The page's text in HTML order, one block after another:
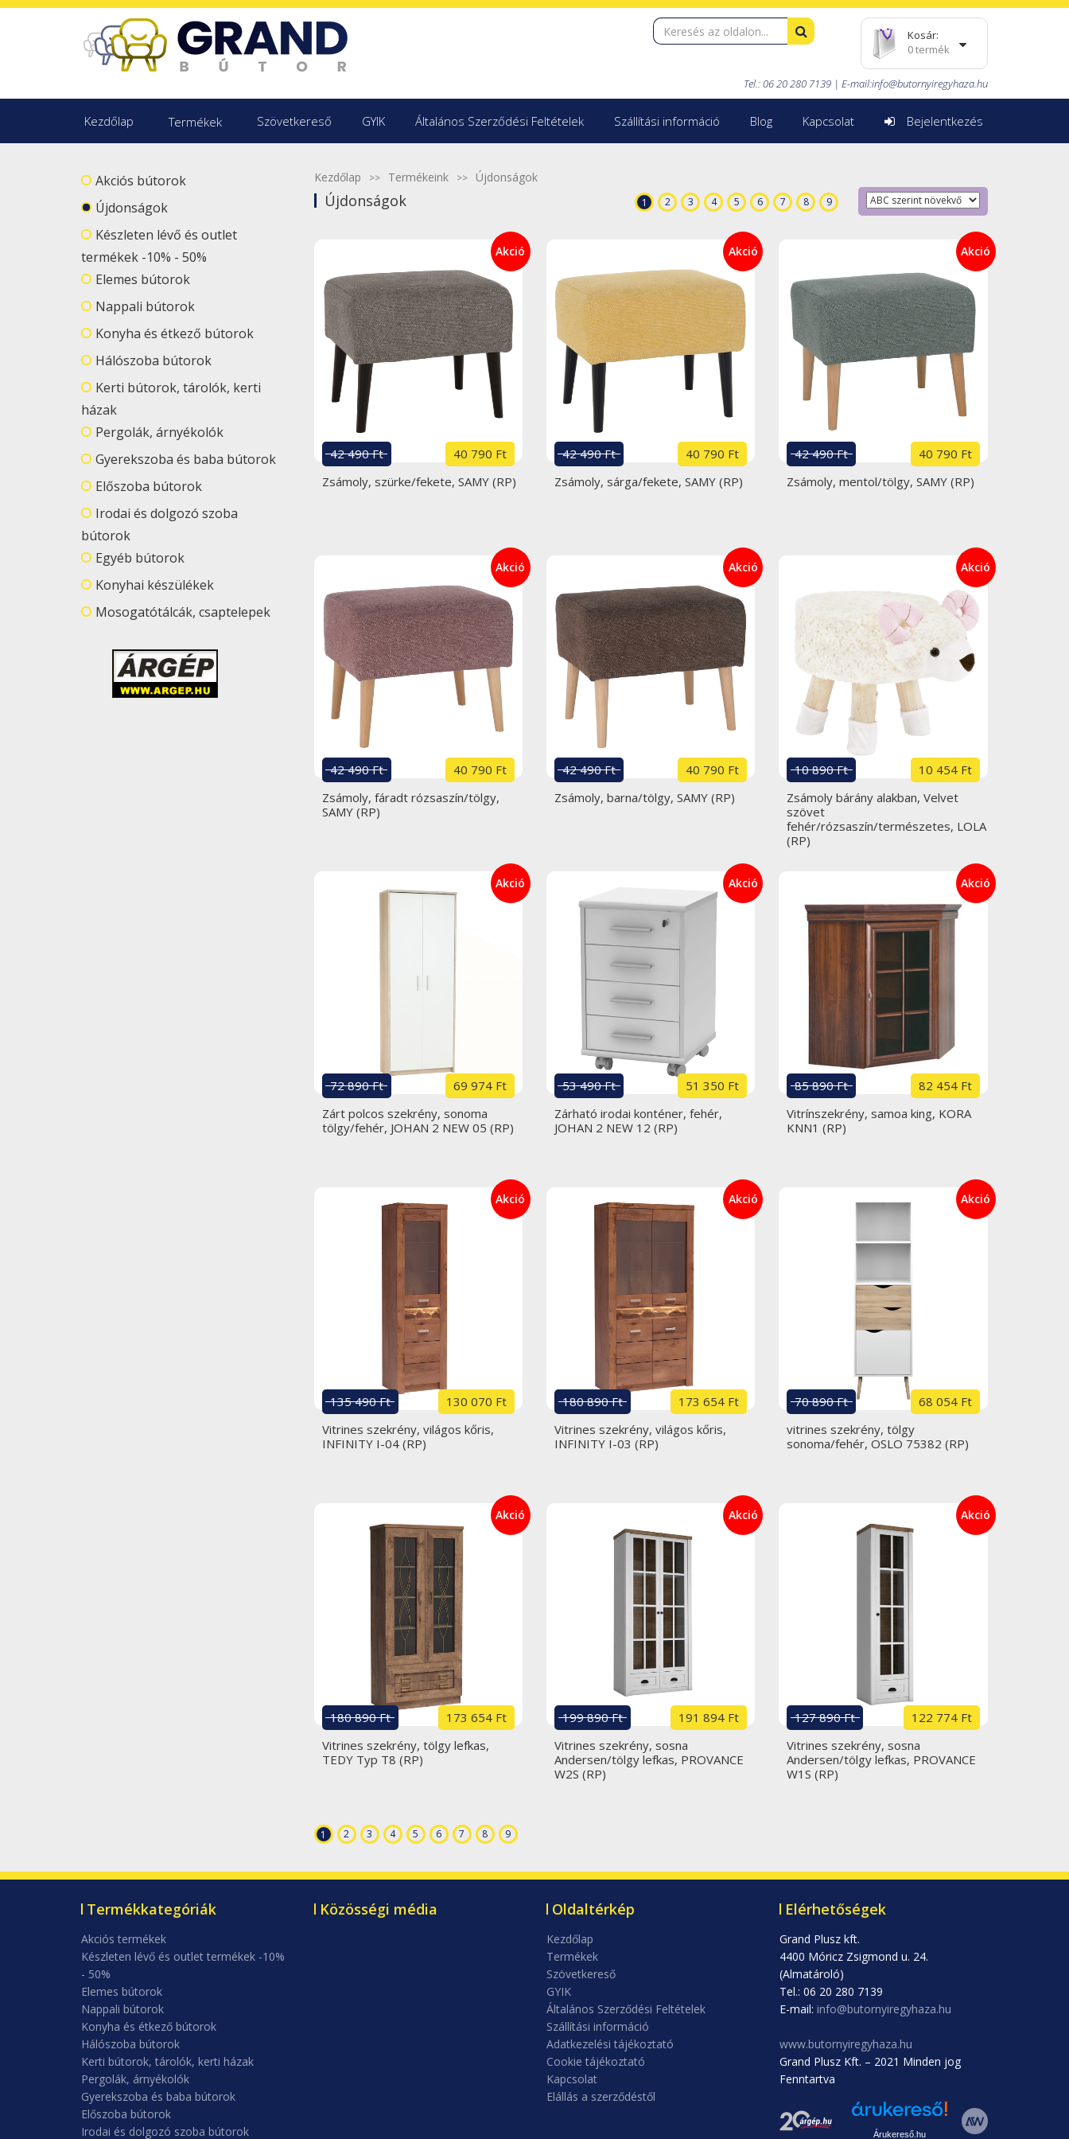
Kosár:
0 termék
Tel.: 06 20 280 7139 | E-mail:info@butornyiregyhaza.hu
Kezdőlap Termékek Szövetkereső GYIK Általános Szerződési Feltételek Szállítási információ Blog Kapcsolat Bejelentkezés
Akciós bútorok
Újdonságok
Készleten lévő és outlet
termékek -10% - 50%
Elemes bútorok
Nappali bútorok
Konyha és étkező bútorok
Hálószoba bútorok
Kerti bútorok, tárolók, kerti
házak
Pergolák, árnyékolók
Gyerekszoba és baba bútorok
Előszoba bútorok
Irodai és dolgozó szoba
bútorok
Egyéb bútorok
Konyhai készülékek
Mosogatótálcák, csaptelepek
Kezdőlap Termékeink Újdonságok
Újdonságok 1 2 3 4 5 6 7 8 9
Akció
42 490 Ft
40 790 Ft
Zsámoly, szürke/fekete, SAMY (RP)
Akció
42 490 Ft
40 790 Ft
Zsámoly, sárga/fekete, SAMY (RP)
Akció
42 490 Ft
40 790 Ft
Zsámoly, mentol/tölgy, SAMY (RP)
Akció
42 490 Ft
40 790 Ft
Zsámoly, fáradt rózsaszín/tölgy,
SAMY (RP)
Akció
42 490 Ft
40 790 Ft
Zsámoly, barna/tölgy, SAMY (RP)
Akció
10 890 Ft
10 454 Ft
Zsámoly bárány alakban, Velvet
szövet
fehér/rózsaszín/természetes, LOLA
(RP)
Akció
72 890 Ft
69 974 Ft
Zárt polcos szekrény, sonoma
tölgy/fehér, JOHAN 2 NEW 05 (RP)
Akció
53 490 Ft
51 350 Ft
Zárható irodai konténer, fehér,
JOHAN 2 NEW 12 (RP)
Akció
85 890 Ft
82 454 Ft
Vitrínszekrény, samoa king, KORA
KNN1 (RP)
Akció
135 490 Ft
130 070 Ft
Vitrines szekrény, világos kőris,
INFINITY I-04 (RP)
Akció
180 890 Ft
173 654 Ft
Vitrines szekrény, világos kőris,
INFINITY I-03 (RP)
Akció
70 890 Ft
68 054 Ft
vitrines szekrény, tölgy
sonoma/fehér, OSLO 75382 (RP)
Akció
180 890 Ft
173 654 Ft
Vitrines szekrény, tölgy lefkas,
TEDY Typ T8 (RP)
Akció
199 890 Ft
191 894 Ft
Vitrines szekrény, sosna
Andersen/tölgy lefkas, PROVANCE
W2S (RP)
Akció
127 890 Ft
122 774 Ft
Vitrines szekrény, sosna
Andersen/tölgy lefkas, PROVANCE
W1S (RP)
1 2 3 4 5 6 7 8 9
Termékkategóriák
Akciós termékek
Készleten lévő és outlet termékek -10%
- 50%
Elemes bútorok
Nappali bútorok
Konyha és étkező bútorok
Hálószoba bútorok
Kerti bútorok, tárolók, kerti házak
Pergolák, árnyékolók
Gyerekszoba és baba bútorok
Előszoba bútorok
Irodai és dolgozó szoba bútorok
Közösségi média Oldaltérkép
Kezdőlap
Termékek
Szövetkereső
GYIK
Általános Szerződési Feltételek
Szállítási információ
Adatkezelési tájékoztató
Cookie tájékoztató
Kapcsolat
Elállás a szerződéstől
Elérhetőségek
Grand Plusz kft.
4400 Móricz Zsigmond u. 24.
(Almatároló)
Tel.: 06 20 280 7139
E-mail: info@butornyiregyhaza.hu
www.butornyiregyhaza.hu
Grand Plusz Kft. – 2021 Minden jog
Fenntartva
Árukereső.hu